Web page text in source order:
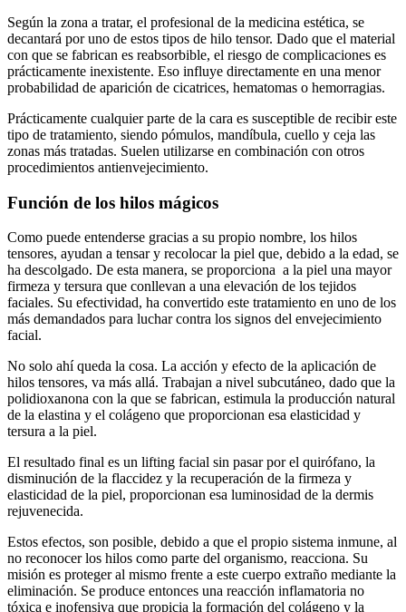
Según la zona a tratar, el profesional de la medicina estética, se
decantará por uno de estos tipos de hilo tensor. Dado que el material
con que se fabrican es reabsorbible, el riesgo de complicaciones es
prácticamente inexistente. Eso influye directamente en una menor
probabilidad de aparición de cicatrices, hematomas o hemorragias.
Prácticamente cualquier parte de la cara es susceptible de recibir este
tipo de tratamiento, siendo pómulos, mandíbula, cuello y ceja las
zonas más tratadas. Suelen utilizarse en combinación con otros
procedimientos antienvejecimiento.
Función de los hilos mágicos
Como puede entenderse gracias a su propio nombre, los hilos
tensores, ayudan a tensar y recolocar la piel que, debido a la edad, se
ha descolgado. De esta manera, se proporciona a la piel una mayor
firmeza y tersura que conllevan a una elevación de los tejidos
faciales. Su efectividad, ha convertido este tratamiento en uno de los
más demandados para luchar contra los signos del envejecimiento
facial.
No solo ahí queda la cosa. La acción y efecto de la aplicación de
hilos tensores, va más allá. Trabajan a nivel subcutáneo, dado que la
polidioxanona con la que se fabrican, estimula la producción natural
de la elastina y el colágeno que proporcionan esa elasticidad y
tersura a la piel.
El resultado final es un lifting facial sin pasar por el quirófano, la
disminución de la flaccidez y la recuperación de la firmeza y
elasticidad de la piel, proporcionan esa luminosidad de la dermis
rejuvenecida.
Estos efectos, son posible, debido a que el propio sistema inmune, al
no reconocer los hilos como parte del organismo, reacciona. Su
misión es proteger al mismo frente a este cuerpo extraño mediante la
eliminación. Se produce entonces una reacción inflamatoria no
tóxica e inofensiva que propicia la formación del colágeno y la